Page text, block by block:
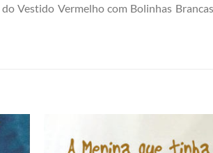
Vestido Vermelho com Bolinhas